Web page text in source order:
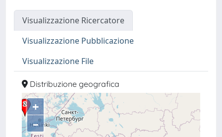
Visualizzazione Ricercatore
Visualizzazione Pubblicazione
Visualizzazione File
Distribuzione geografica
+
–